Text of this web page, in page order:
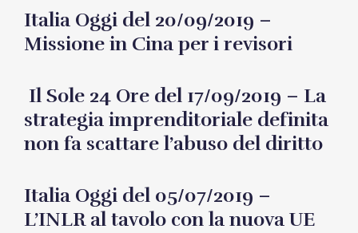
Italia Oggi del 20/09/2019 –
Missione in Cina per i revisori
Il Sole 24 Ore del 17/09/2019 – La
strategia imprenditoriale definita
non fa scattare l’abuso del diritto
Italia Oggi del 05/07/2019 –
L’INLR al tavolo con la nuova UE